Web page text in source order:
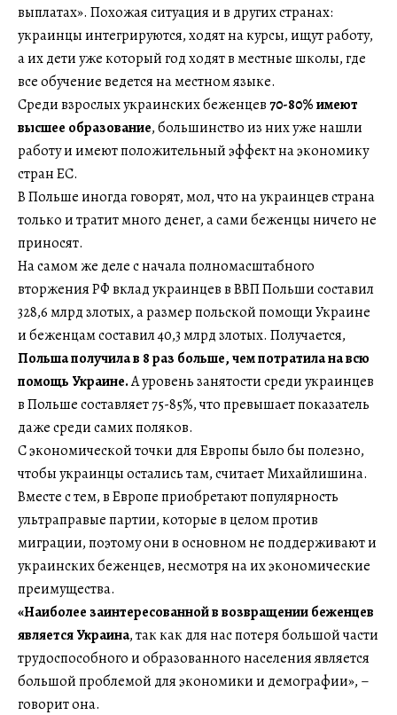
выплатах». Похожая ситуация и в других странах:
украинцы интегрируются, ходят на курсы, ищут работу,
а их дети уже который год ходят в местные школы, где
все обучение ведется на местном языке.
Среди взрослых украинских беженцев70-80% имеют
высшее образование, большинство из них уже нашли
работу и имеют положительный эффект на экономику
стран ЕС.
В Польше иногда говорят, мол, что на украинцев страна
только и тратит много денег, а сами беженцы ничего не
приносят.
На самом же деле с начала полномасштабного
вторжения РФ вклад украинцев в ВВП Польши составил
328,6 млрд злотых, а размер польской помощи Украине
и беженцам составил 40,3 млрд злотых. Получается,
Польша получила в 8 раз больше, чем потратила на всю
помощь Украине.А уровень занятости среди украинцев
в Польше составляет 75-85%, что превышает показатель
даже среди самих поляков.
С экономической точки для Европы было бы полезно,
чтобы украинцы остались там, считает Михайлишина.
Вместе с тем, в Европе приобретают популярность
ультраправые партии, которые в целом против
миграции, поэтому они в основном не поддерживают и
украинских беженцев, несмотря на их экономические
преимущества.
«Наиболее заинтересованной в возвращении беженцев
является Украина, так как для нас потеря большой части
трудоспособного и образованного населения является
большой проблемой для экономики и демографии», –
говорит она.